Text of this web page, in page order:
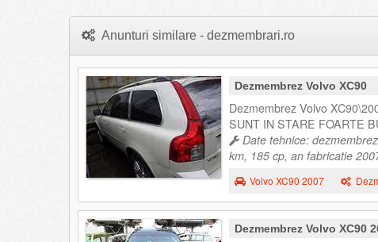
Anunturi similare - dezmembrari.ro
Dezmembrez Volvo XC90
Dezmembrez Volvo
SUNT IN STARE FOARTE
Date tehnice:
km, 185 cp, an fabricatie
Volvo XC90 2007
Dezmembrez Volvo XC90